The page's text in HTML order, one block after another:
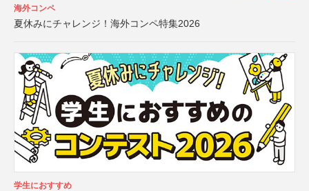
海外コンペ
夏休みにチャレンジ！海外コンペ特集2026
学生におすすめ